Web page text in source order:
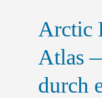
Arctic
Atlas
durch